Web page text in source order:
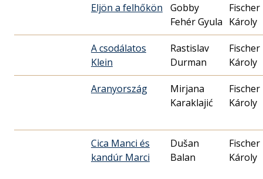
Eljön a felhőkön
Gobby
Fehér Gyula
Fischer
Károly
A csodálatos
Klein
Rastislav
Durman
Fischer
Károly
Aranyország
Mirjana
Karaklajić
Fischer
Károly
Cica Manci és
kandúr Marci
Dušan
Balan
Fischer
Károly